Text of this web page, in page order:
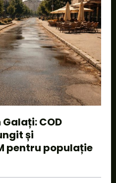
COD
și
pentru populație